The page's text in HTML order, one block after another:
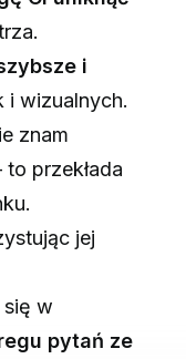
i
i wizualnych.
znam
przekłada
jej
w
pytań ze